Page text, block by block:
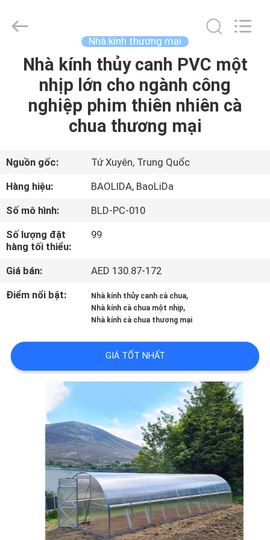
TRANG
PHẨM
CHƯƠNG
VR
CHÚNG
THAM
LƯỢNG
Baolida
Metal
Nhà kính thương mại
Nhà kính thủy canh PVC một
nhịp lớn cho ngành công
nghiệp phim thiên nhiên cà
chua thương mại
Nguồn gốc:
Tứ Xuyên, Trung Quốc
Hàng hiệu:
BAOLIDA, BaoLiDa
Số mô hình:
BLD-PC-010
Số lượng đặt
hàng tối thiểu:
99
Giá bán:
AED 130.87-172
Điểm nổi bật:
Nhà kính thủy canh cà chua,
Nhà kính cà chua một nhịp,
Nhà kính cà chua thương mại
GIÁ TỐT NHẤT